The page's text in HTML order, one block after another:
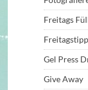
Freitags
Gel Press
Give Away